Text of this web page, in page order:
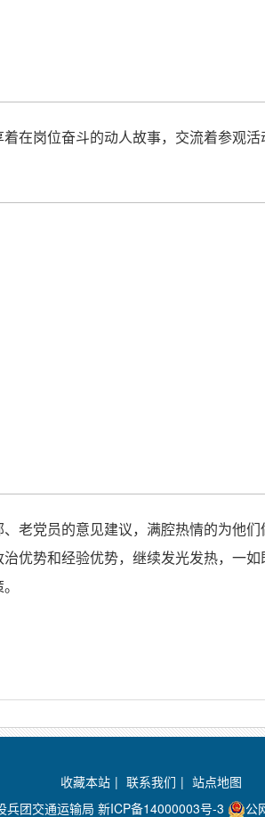
在岗位奋斗的动人故事，交流着参观
老党员的意见建议，满腔热情的为他
优势和经验优势，继续发光发热，一
收藏本站 | 联系我们 | 站点地图
兵团交通运输局 新ICP备14000003号-3 公